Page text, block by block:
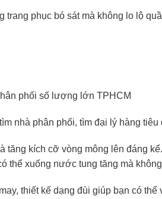
trang phục bó sát mà không lo lộ
phối số lượng lớn TPHCM
nhà phân phối, tìm đại lý hàng tiêu
kích cỡ vòng mông lên đáng
thể xuống nước tung tăng mà
thiết kế dạng đùi giúp bạn có